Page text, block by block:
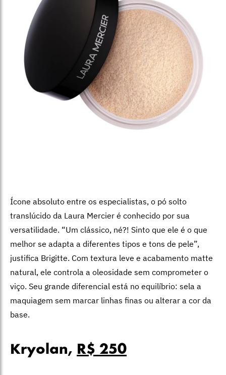
Ícone absoluto entre os especialistas, o pó solto
translúcido da Laura Mercier é conhecido por sua
versatilidade. “Um clássico, né?! Sinto que ele é o que
melhor se adapta a diferentes tipos e tons de pele”,
justifica Brigitte. Com textura leve e acabamento matte
natural, ele controla a oleosidade sem comprometer o
viço. Seu grande diferencial está no equilíbrio: sela a
maquiagem sem marcar linhas finas ou alterar a cor da
base.
Kryolan, R$ 250